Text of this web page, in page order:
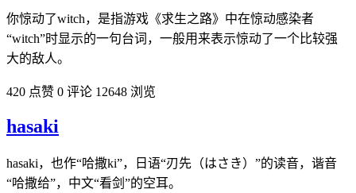
你惊动了witch，是指游戏《求生之路》中在惊动感染者
“witch”时显示的一句台词，一般用来表示惊动了一个比较强
大的敌人。
420 点赞 0 评论 12648 浏览
hasaki
hasaki，也作“哈撒ki”，日语“刃先（はさき）”的读音，谐音
“哈撒给”，中文“看剑”的空耳。